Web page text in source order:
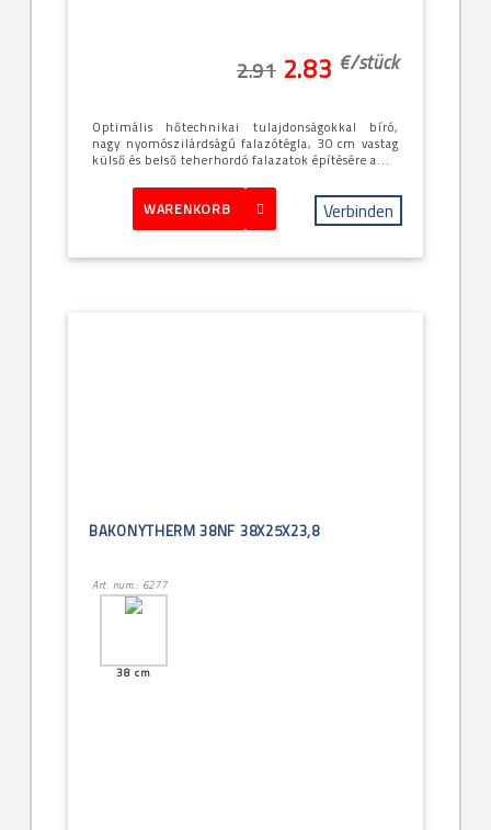
2.91 2.83 €/stück
Optimális hőtechnikai tulajdonságokkal bíró,
nagy nyomószilárdságú falazótégla, 30 cm vastag
külső és belső teherhordó falazatok építésére a...
WARENKORB Verbinden
BAKONYTHERM 38NF 38X25X23,8
Art. num.: 6277
38 cm